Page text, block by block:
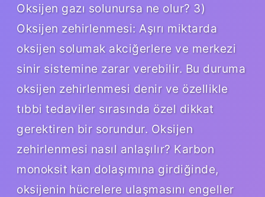
Oksijen gazı solunursa ne olur? 3)
Oksijen zehirlenmesi: Aşırı miktarda
oksijen solumak akciğerlere ve merkezi
sinir sistemine zarar verebilir. Bu duruma
oksijen zehirlenmesi denir ve özellikle
tıbbi tedaviler sırasında özel dikkat
gerektiren bir sorundur. Oksijen
zehirlenmesi nasıl anlaşılır? Karbon
monoksit kan dolaşımına girdiğinde,
oksijenin hücrelere ulaşmasını engeller